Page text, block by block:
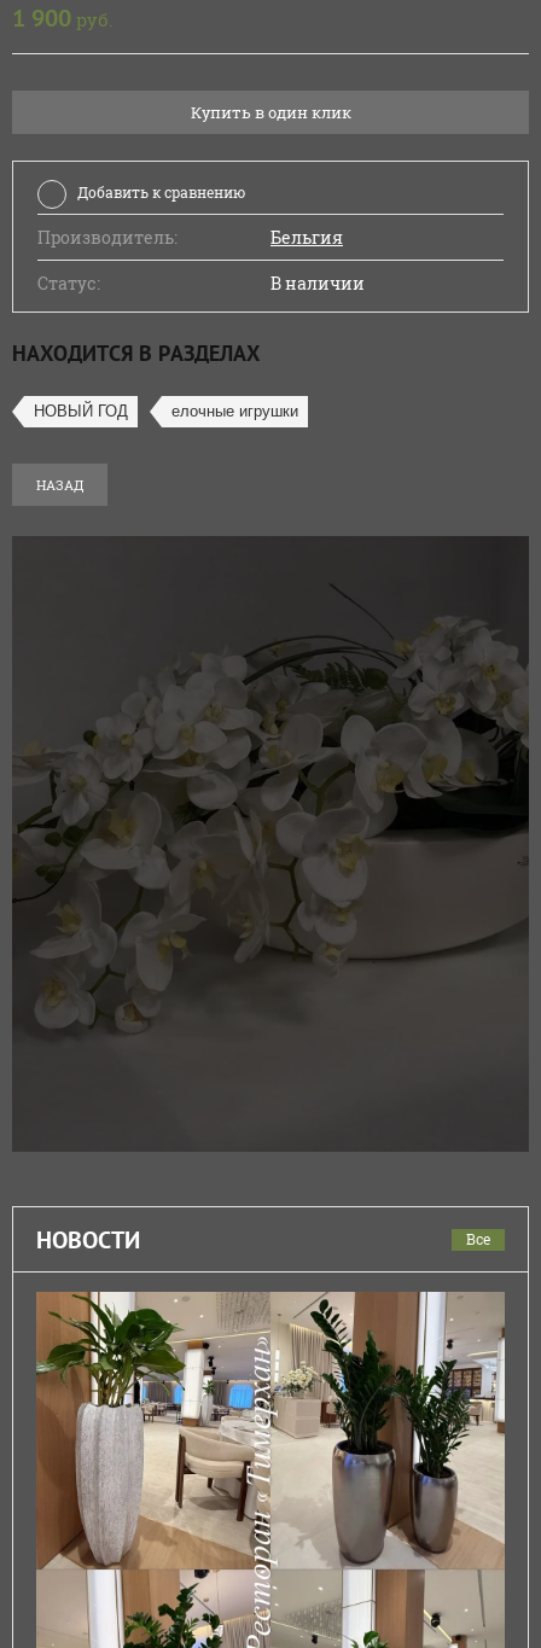
1 900 руб.
Купить в один клик
Добавить к сравнению
Производитель:
Бельгия
Статус:
В наличии
НАХОДИТСЯ В РАЗДЕЛАХ
НОВЫЙ ГОД елочные игрушки
НАЗАД
НОВОСТИ Все